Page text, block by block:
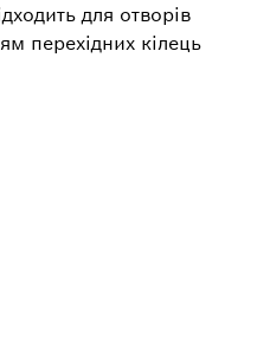
для отворів
перехідних кілець